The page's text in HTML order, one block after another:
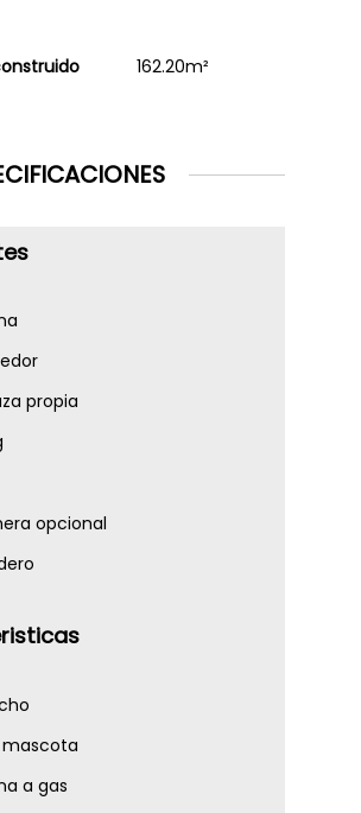
162.20m²
propia
opcional
a gas